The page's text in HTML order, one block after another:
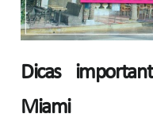
Dicas
Miami